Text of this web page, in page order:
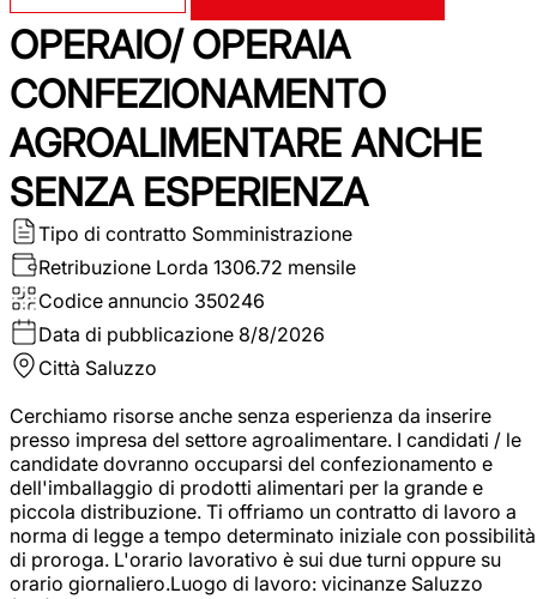
OPERAIO/ OPERAIA
CONFEZIONAMENTO
AGROALIMENTARE ANCHE
SENZA ESPERIENZA
Tipo di contratto Somministrazione
Retribuzione Lorda 1306.72 mensile
Codice annuncio 350246
Data di pubblicazione 8/8/2026
Città Saluzzo
Cerchiamo risorse anche senza esperienza da inserire
presso impresa del settore agroalimentare. I candidati / le
candidate dovranno occuparsi del confezionamento e
dell'imballaggio di prodotti alimentari per la grande e
piccola distribuzione. Ti offriamo un contratto di lavoro a
norma di legge a tempo determinato iniziale con possibilità
di proroga. L'orario lavorativo è sui due turni oppure su
orario giornaliero.Luogo di lavoro: vicinanze Saluzzo